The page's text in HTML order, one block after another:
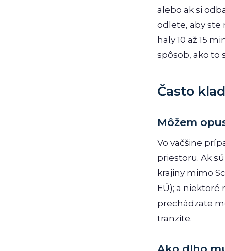
alebo ak si
odlete, aby ste
haly 10 až 15
spôsob, ako to
Často
Môžem
Vo väčšine
priestoru. Ak
krajiny mimo
EÚ); a
prechádzate
tranzite.